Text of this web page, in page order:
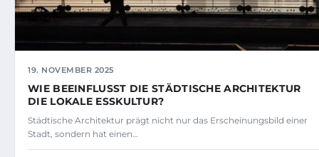
19. NOVEMBER 2025
WIE BEEINFLUSST DIE STÄDTISCHE ARCHITEKTUR
DIE LOKALE ESSKULTUR?
Städtische Architektur prägt nicht nur das Erscheinungsbild einer
Stadt, sondern hat einen…